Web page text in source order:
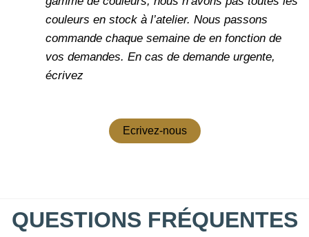
couleurs en stock à l’atelier. Nous passons
commande chaque semaine de en fonction de
vos demandes. En cas de demande urgente,
écrivez
Ecrivez-nous
QUESTIONS FRÉQUENTES